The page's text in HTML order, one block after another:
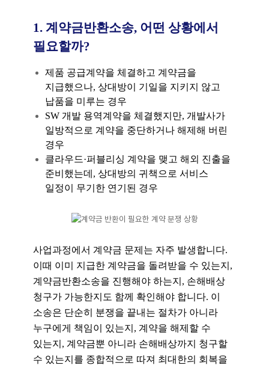
1. 계약금반환소송, 어떤 상황에서
필요할까?
제품 공급계약을 체결하고 계약금을
지급했으나, 상대방이 기일을 지키지 않고
납품을 미루는 경우
SW 개발 용역계약을 체결했지만, 개발사가
일방적으로 계약을 중단하거나 해제해 버린
경우
클라우드·퍼블리싱 계약을 맺고 해외 진출을
준비했는데, 상대방의 귀책으로 서비스
일정이 무기한 연기된 경우
사업과정에서 계약금 문제는 자주 발생합니다.
이때 이미 지급한 계약금을 돌려받을 수 있는지,
계약금반환소송을 진행해야 하는지, 손해배상
청구가 가능한지도 함께 확인해야 합니다. 이
소송은 단순히 분쟁을 끝내는 절차가 아니라
누구에게 책임이 있는지, 계약을 해제할 수
있는지, 계약금뿐 아니라 손해배상까지 청구할
수 있는지를 종합적으로 따져 최대한의 회복을